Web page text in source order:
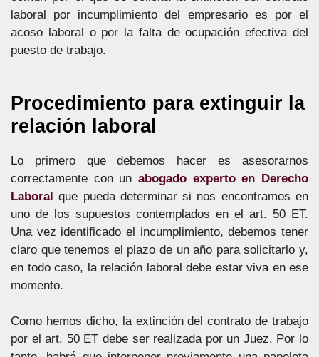
laboral por incumplimiento del empresario es por el
acoso laboral o por la falta de ocupación efectiva del
puesto de trabajo.
Procedimiento para extinguir la
relación laboral
Lo primero que debemos hacer es asesorarnos
correctamente con un abogado experto en Derecho
Laboral que pueda determinar si nos encontramos en
uno de los supuestos contemplados en el art. 50 ET.
Una vez identificado el incumplimiento, debemos tener
claro que tenemos el plazo de un año para solicitarlo y,
en todo caso, la relación laboral debe estar viva en ese
momento.
Como hemos dicho, la extinción del contrato de trabajo
por el art. 50 ET debe ser realizada por un Juez. Por lo